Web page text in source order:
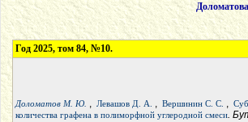
Год 2025, том 84, №10.
Доломатов М. Ю. , Левашов Д. А. , Вершинин С. С. ,
количества графена в полиморфной углеродной смеси.